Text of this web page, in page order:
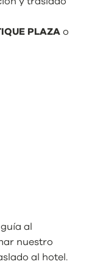
PLAZA o
al
nuestro
al hotel.